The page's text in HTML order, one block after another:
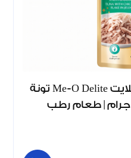
اكل قطط رطب مي او ديلايت Me-O Delite تونة
مع الدجاج في الجيلي 70 جرام | طعام رطب